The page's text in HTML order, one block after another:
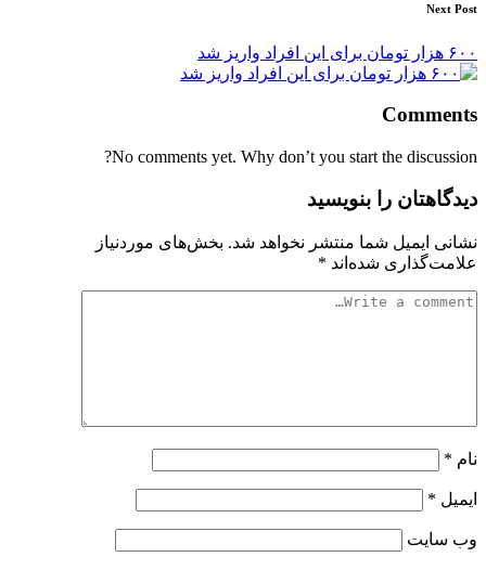
Next Post
۶۰۰ هزار تومان برای این افراد واریز شد
Comments
No comments yet. Why don’t you start the discussion?
دیدگاهتان را بنویسید
نشانی ایمیل شما منتشر نخواهد شد. بخش‌های موردنیاز
علامت‌گذاری شده‌اند *
نام *
ایمیل *
وب‌ سایت